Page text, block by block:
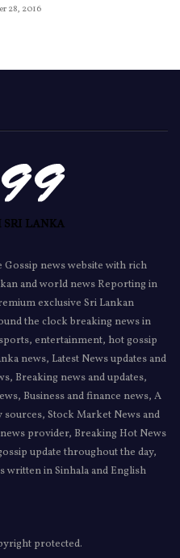
28, 2016
news website with rich
and world news Reporting in
exclusive Sri Lankan
the clock breaking news in
entertainment, hot gossip
news, Latest News updates and
Breaking news and updates,
Business and finance news, A
Stock Market News and
provider, Breaking Hot News
update throughout the day,
written in Sinhala and English
protected.